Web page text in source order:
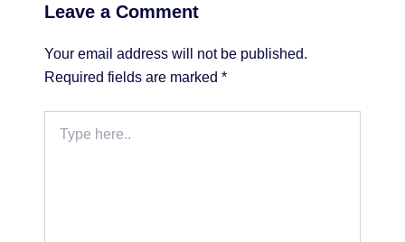
Leave a Comment
Your email address will not be published.
Required fields are marked *
here..